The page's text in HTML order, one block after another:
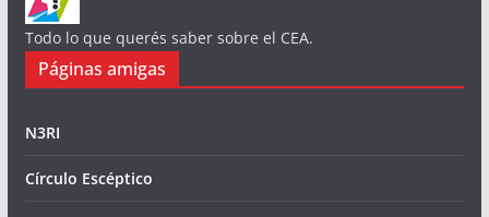
Todo lo que querés saber sobre el CEA.
Páginas amigas
N3RI
Círculo Escéptico